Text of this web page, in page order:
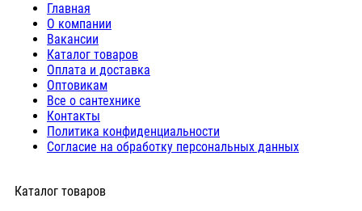
Главная
О компании
Вакансии
Каталог товаров
Оплата и доставка
Оптовикам
Все о сантехнике
Контакты
Политика конфиденциальности
Согласие на обработку персональных данных
Каталог товаров